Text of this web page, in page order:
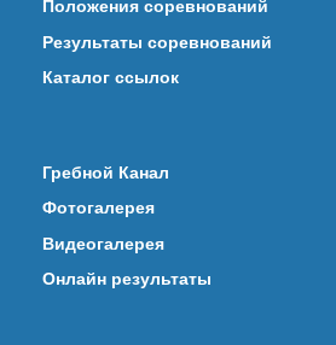
Положения соревнований
Результаты соревнований
Каталог ссылок
Гребной Канал
Фотогалерея
Видеогалерея
Онлайн результаты